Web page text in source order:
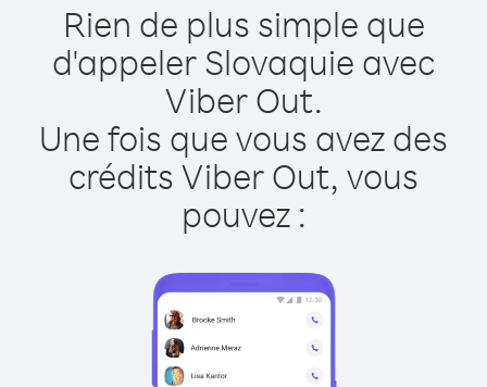
Rien de plus simple que
d'appeler Slovaquie avec
Viber Out.
Une fois que vous avez des
crédits Viber Out, vous
pouvez :